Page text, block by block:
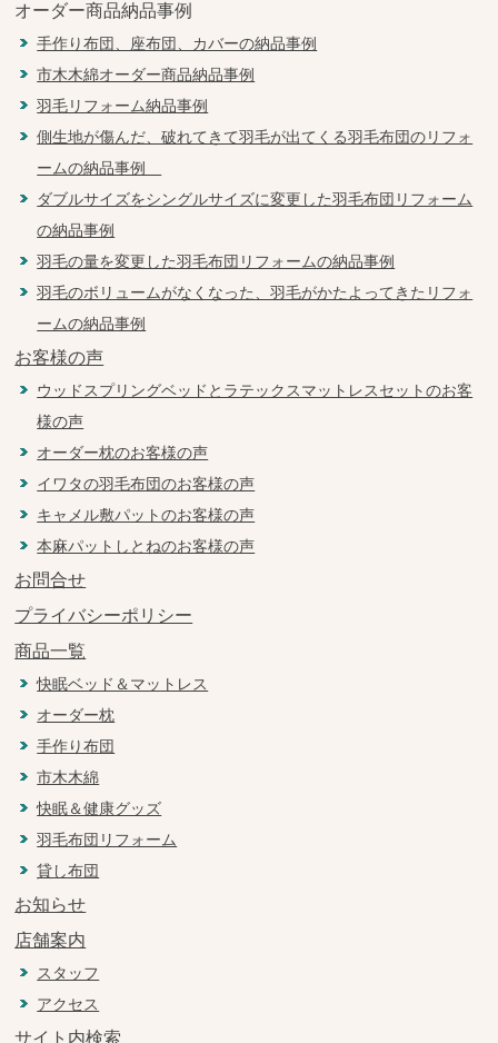
オーダー商品納品事例
手作り布団、座布団、カバーの納品事例
市木木綿オーダー商品納品事例
羽毛リフォーム納品事例
側生地が傷んだ、破れてきて羽毛が出てくる羽毛布団のリフォ
ームの納品事例
ダブルサイズをシングルサイズに変更した羽毛布団リフォーム
の納品事例
羽毛の量を変更した羽毛布団リフォームの納品事例
羽毛のボリュームがなくなった、羽毛がかたよってきたリフォ
ームの納品事例
お客様の声
ウッドスプリングベッドとラテックスマットレスセットのお客
様の声
オーダー枕のお客様の声
イワタの羽毛布団のお客様の声
キャメル敷パットのお客様の声
本麻パットしとねのお客様の声
お問合せ
プライバシーポリシー
商品一覧
快眠ベッド＆マットレス
オーダー枕
手作り布団
市木木綿
快眠＆健康グッズ
羽毛布団リフォーム
貸し布団
お知らせ
店舗案内
スタッフ
アクセス
サイト内検索